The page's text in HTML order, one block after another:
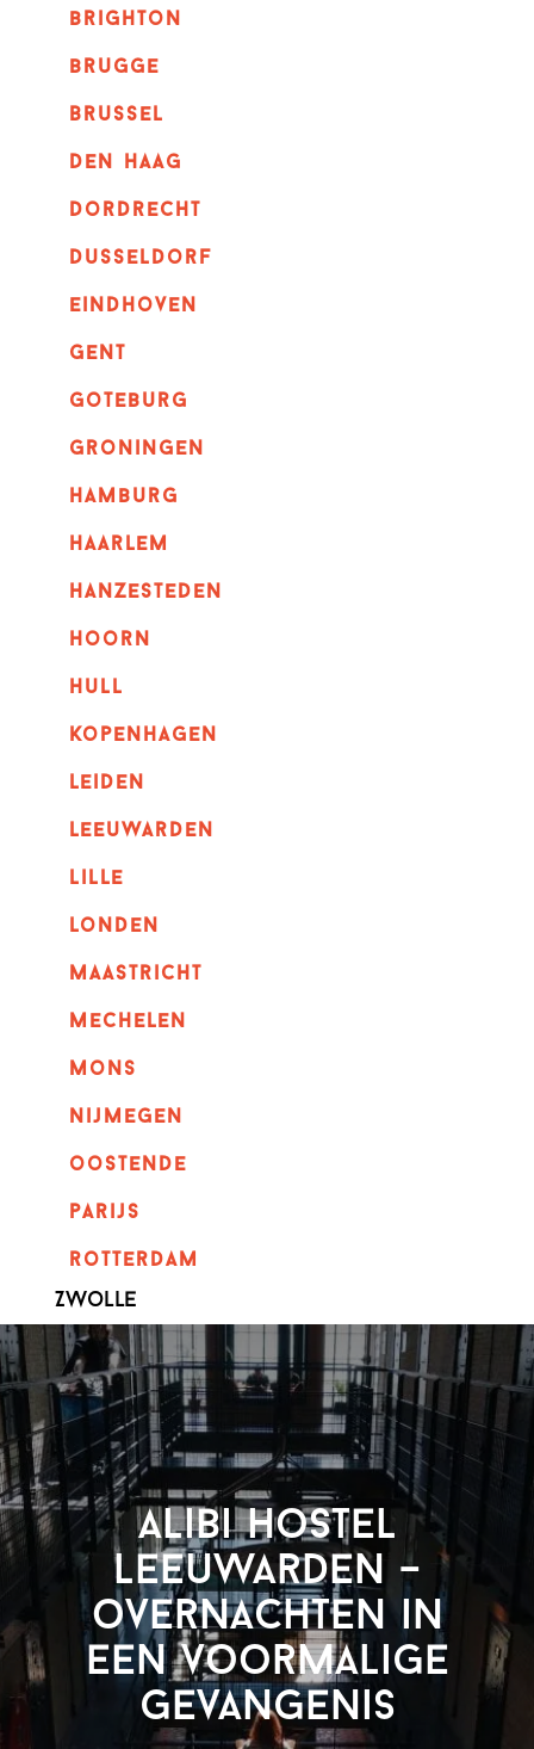
brighton
brugge
Brussel
Den haag
dordrecht
dusseldorf
eindhoven
GENT
goteburg
groningen
hamburg
haarlem
hanzesteden
hoorn
hull
kopenhagen
leiden
leeuwarden
lille
londen
maastricht
mechelen
mons
nijmegen
oostende
parijs
rotterdam
Zwolle
Alibi Hostel
Leeuwarden –
overnachten in
een voormalige
gevangenis